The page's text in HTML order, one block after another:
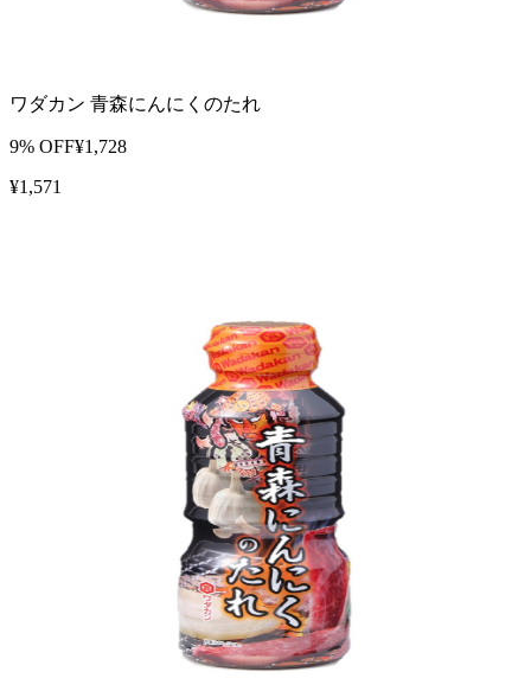
ワダカン 青森にんにくのたれ
9% OFF¥1,728
¥1,571